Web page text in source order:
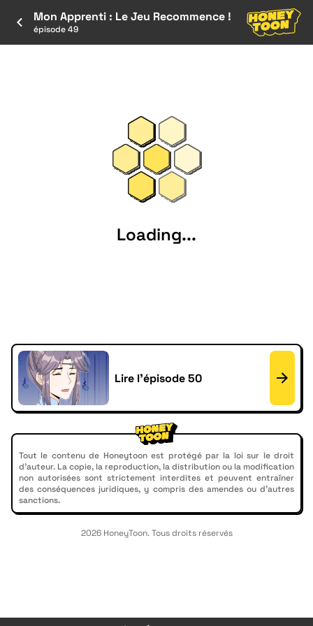
Mon Apprenti : Le Jeu Recommence !
épisode 49
Loading...
Lire l'épisode 50
Tout le contenu de Honeytoon est protégé par la loi sur le droit
d'auteur. La copie, la reproduction, la distribution ou la modification
non autorisées sont strictement interdites et peuvent entraîner
des conséquences juridiques, y compris des amendes ou d'autres
sanctions.
2026 HoneyToon. Tous droits réservés